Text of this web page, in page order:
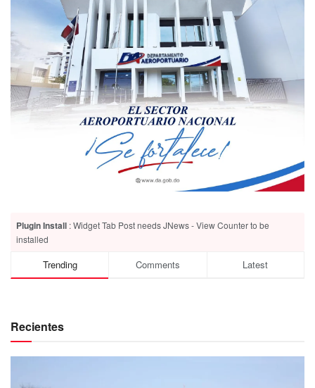
Plugin Install : Widget Tab Post needs JNews - View Counter to be
installed
Trending Comments Latest
Recientes